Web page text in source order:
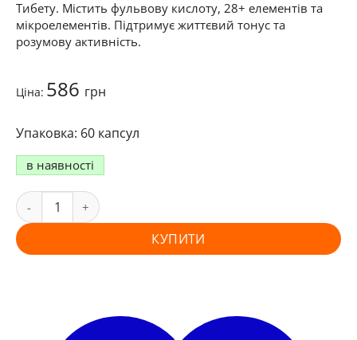
Тибету. Містить фульвову кислоту, 28+ елементів та
мікроелементів. Підтримує життєвий тонус та
розумову активність.
Ціна: 586 грн
60 капсул
в наявності
КУПИТИ